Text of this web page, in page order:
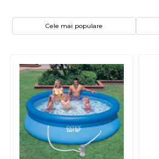
Cele mai populare